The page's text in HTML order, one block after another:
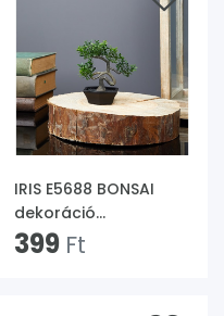
IRIS E5688 BONSAI
dekoráció
művirággal
399 Ft